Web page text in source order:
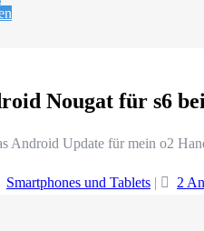
Nougat für s6
Android Update für mein o2
Smartphones und Tablets | 2